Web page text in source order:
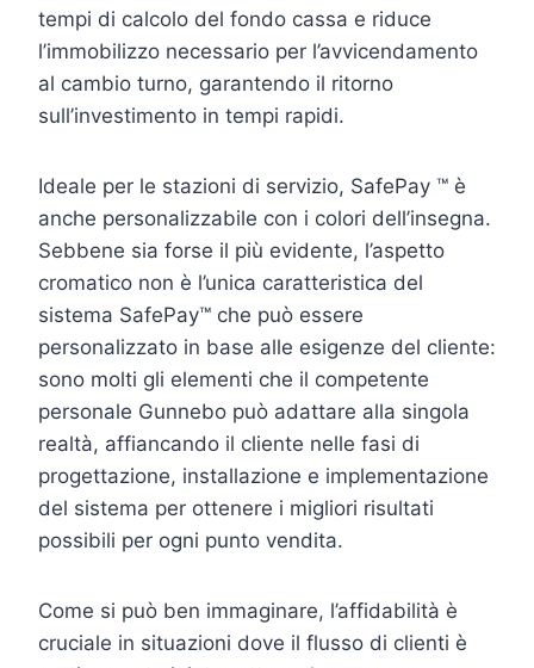
tempi di calcolo del fondo cassa e riduce
l’immobilizzo necessario per l’avvicendamento
al cambio turno, garantendo il ritorno
sull’investimento in tempi rapidi.
Ideale per le stazioni di servizio, SafePay ™ è
anche personalizzabile con i colori dell’insegna.
Sebbene sia forse il più evidente, l’aspetto
cromatico non è l’unica caratteristica del
sistema SafePay™ che può essere
personalizzato in base alle esigenze del cliente:
sono molti gli elementi che il competente
personale Gunnebo può adattare alla singola
realtà, affiancando il cliente nelle fasi di
progettazione, installazione e implementazione
del sistema per ottenere i migliori risultati
possibili per ogni punto vendita.
Come si può ben immaginare, l’affidabilità è
cruciale in situazioni dove il flusso di clienti è